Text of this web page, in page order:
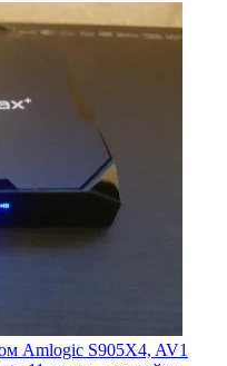
Amlogic S905X4, AV1